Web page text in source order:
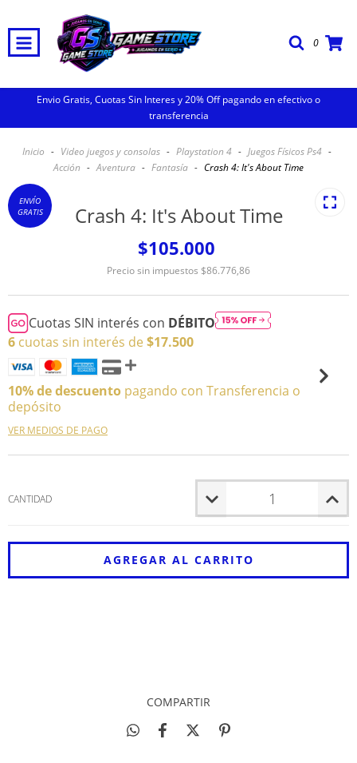
0
Envio Gratis, Cuotas Sin Interes y 20% Off pagando en efectivo o
transferencia
Inicio - Video juegos y consolas - Playstation 4 - Juegos Físicos Ps4 -
Acción - Aventura - Fantasía - Crash 4: It's About Time
ENVÍO
GRATIS
Crash 4: It's About Time
$105.000
Precio sin impuestos $86.776,86
Cuotas SIN interés con DÉBITO
6 cuotas sin interés de $17.500
10% de descuento pagando con Transferencia o
depósito
VER MEDIOS DE PAGO
CANTIDAD
COMPARTIR